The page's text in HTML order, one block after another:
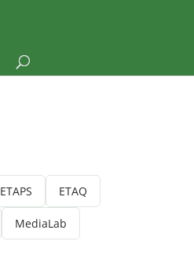
ETAPS ETAQ
MediaLab